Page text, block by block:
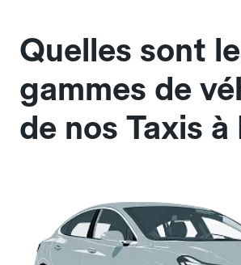
Quelles sont
gammes de
de nos Taxis à